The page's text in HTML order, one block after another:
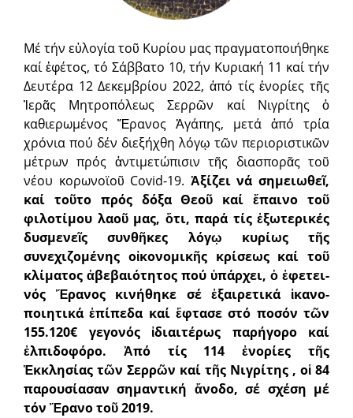
Μέ τήν εὐλογία τοῦ Κυρίου μας πραγματοποιήθηκε
καί ἐφέτος, τό Σάβ­βατο 10, τήν Κυριακή 11 καί τήν
Δευτέρα 12 Δεκεμβρίου 2022, ἀπό τίς ἐνορίες τῆς
Ἱερᾶς Μητρο­πόλεως Σερρῶν καί Νιγρίτης ὁ
καθιερωμένος Ἔρανος Ἀγάπης, μετά ἀπό τρία
χρόνια πού δέν διεξήχθη λόγῳ τῶν περιοριστικῶν
μέτρων πρός ἀντιμετώπισιν τῆς διασπορᾶς τοῦ
νέου κορωνοϊοῦ Covid-19. Ἀξίζει νά σημει­ωθεῖ,
καί τοῦτο πρός δόξα Θεοῦ καί ἔπαινο τοῦ
φιλοτίμου λαοῦ μας, ὅτι, παρά τίς ἐξωτερικές
δυσμενεῖς συνθῆκες λό­γῳ κυρίως τῆς
συνεχιζομένης οἰκονομικῆς κρίσεως καί τοῦ
κλίματος ἀβεβαιότητος πού ὑπάρχει, ὁ ἐφε­τει­
νός Ἔρανος κινήθηκε σέ ἐξαιρετικά ἱκανο­
ποιητικά ἐπίπεδα καί ἔφτασε στό ποσόν τῶν
155.120€ γεγονός ἰδιαιτέρως παρήγορο καί
ἐλπιδοφόρο. Ἀπό τίς 114 ἐνορίες τῆς
Ἐκκλησίας τῶν Σερρῶν καί τῆς Νιγρίτης , οἱ 84
παρουσίασαν σημαντική ἄνοδο, σέ σχέση μέ
τόν Ἔρανο τοῦ 2019.